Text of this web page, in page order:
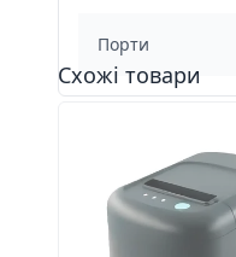
Порти
Схожі товари